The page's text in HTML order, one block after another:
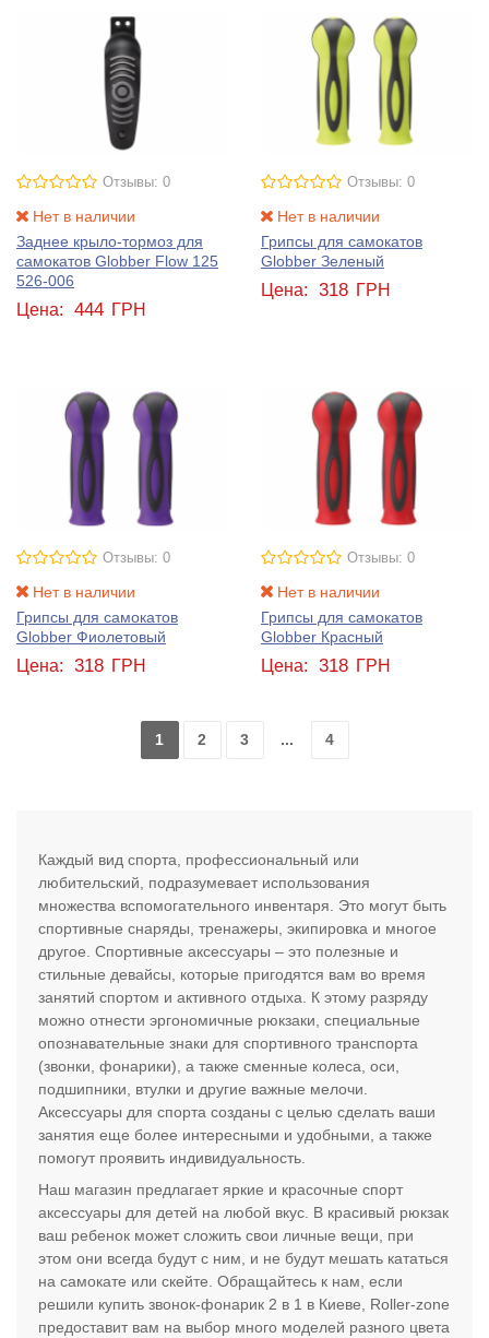
Отзывы: 0
Нет в наличии
Заднее крыло-тормоз для
самокатов Globber Flow 125
526-006
Цена: 444 ГРН
Отзывы: 0
Нет в наличии
Грипсы для самокатов
Globber Зеленый
Цена: 318 ГРН
Отзывы: 0
Нет в наличии
Грипсы для самокатов
Globber Фиолетовый
Цена: 318 ГРН
Отзывы: 0
Нет в наличии
Грипсы для самокатов
Globber Красный
Цена: 318 ГРН
1 2 3 ... 4
Каждый вид спорта, профессиональный или
любительский, подразумевает использования
множества вспомогательного инвентаря. Это могут быть
спортивные снаряды, тренажеры, экипировка и многое
другое. Спортивные аксессуары – это полезные и
стильные девайсы, которые пригодятся вам во время
занятий спортом и активного отдыха. К этому разряду
можно отнести эргономичные рюкзаки, специальные
опознавательные знаки для спортивного транспорта
(звонки, фонарики), а также сменные колеса, оси,
подшипники, втулки и другие важные мелочи.
Аксессуары для спорта созданы с целью сделать ваши
занятия еще более интересными и удобными, а также
помогут проявить индивидуальность.
Наш магазин предлагает яркие и красочные спорт
аксессуары для детей на любой вкус. В красивый рюкзак
ваш ребенок может сложить свои личные вещи, при
этом они всегда будут с ним, и не будут мешать кататься
на самокате или скейте. Обращайтесь к нам, если
решили купить звонок-фонарик 2 в 1 в Киеве, Roller-zone
предоставит вам на выбор много моделей разного цвета